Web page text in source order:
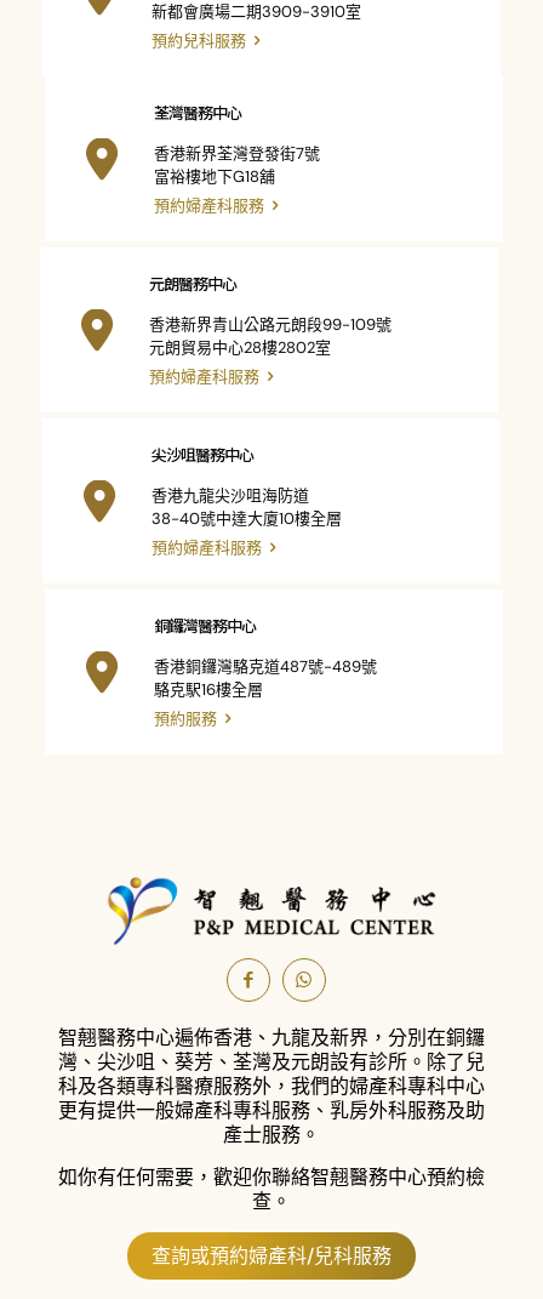
新都會廣場二期3909-3910室
預約兒科服務
荃灣醫務中心
香港新界荃灣登發街7號
富裕樓地下G18舖
預約婦產科服務
元朗醫務中心
香港新界青山公路元朗段99-109號
元朗貿易中心28樓2802室
預約婦產科服務
尖沙咀醫務中心
香港九龍尖沙咀海防道
38-40號中達大廈10樓全層
預約婦產科服務
銅鑼灣醫務中心
香港銅鑼灣駱克道487號-489號
駱克駅16樓全層
預約服務
智翹醫務中心遍佈香港、九龍及新界，分別在銅鑼
灣、尖沙咀、葵芳、荃灣及元朗設有診所。 除了兒
科及各類專科醫療服務外，我們的婦產科專科中心
更有提供一般婦產科專科服務、乳房外科服務及助
產士服務。
如你有任何需要，歡迎你聯絡智翹醫務中心預約檢
查。
查詢或預約婦產科/兒科服務